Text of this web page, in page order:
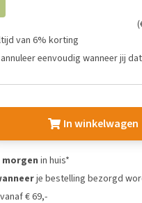
van 6% korting
eenvoudig wanneer jij
In winkelwagen
morgen in huis*
je bestelling bezorgd
€ 69,-